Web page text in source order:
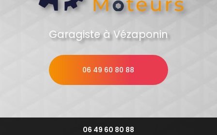
Garagiste à Vézaponin
06 49 60 80 88
06 49 60 80 88